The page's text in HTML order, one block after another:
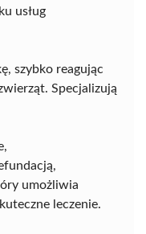
usług
szybko reagując
Specjalizują
umożliwia
leczenie.